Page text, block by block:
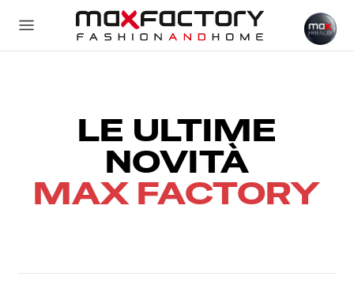
LE ULTIME
NOVITÀ
MAX FACTORY